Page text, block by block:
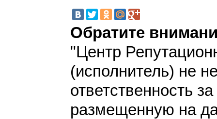
Обратите
"Центр
(исполнитель) не
ответственность
размещенную на